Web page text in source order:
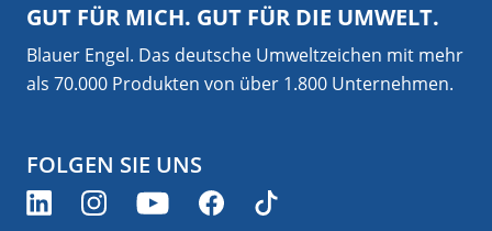
GUT FÜR MICH. GUT FÜR DIE UMWELT.
Blauer Engel. Das deutsche Umweltzeichen mit mehr
als 70.000 Produkten von über 1.800 Unternehmen.
FOLGEN SIE UNS